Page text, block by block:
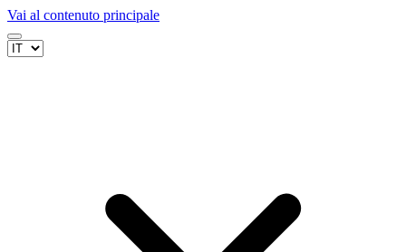
Vai al contenuto principale